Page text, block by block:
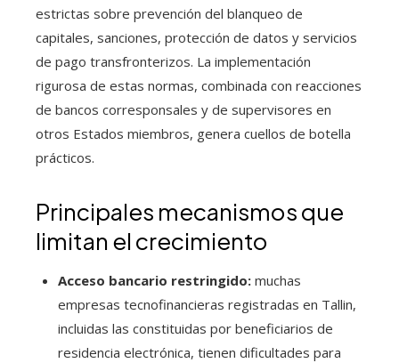
estrictas sobre prevención del blanqueo de
capitales, sanciones, protección de datos y servicios
de pago transfronterizos. La implementación
rigurosa de estas normas, combinada con reacciones
de bancos corresponsales y de supervisores en
otros Estados miembros, genera cuellos de botella
prácticos.
Principales mecanismos que
limitan el crecimiento
Acceso bancario restringido: muchas
empresas tecnofinancieras registradas en Tallin,
incluidas las constituidas por beneficiarios de
residencia electrónica, tienen dificultades para